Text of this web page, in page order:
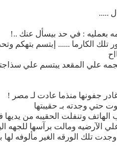
.....
بعمليه : في حد بيسأل عنك ..!
الكارما ...... إبتسم بتهكم
علي المقعد يبتسم علي
جفونها منذما عادت لـ مصر !
حتي وجدته بـ حقيبتها
وتنفلت الحقيبه من
الآرضيه ومالت برآسها للجهه
تلك الورقه الغير مألوفه لها